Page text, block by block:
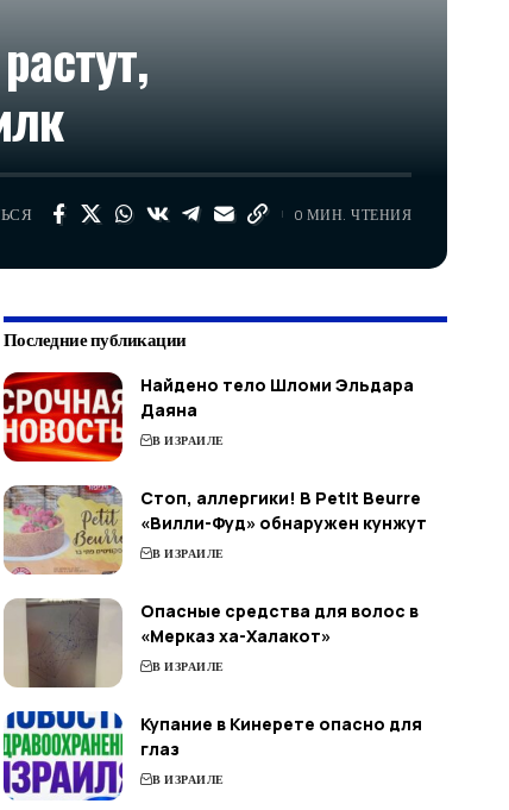
0 МИН. ЧТЕНИЯ
Последние публикации
Найдено тело Шломи Эльдара
Даяна
В ИЗРАИЛЕ
Стоп, аллергики! В Petit Beurre
«Вилли-Фуд» обнаружен кунжут
В ИЗРАИЛЕ
Опасные средства для волос в
«Мерказ ха-Халакот»
В ИЗРАИЛЕ
Купание в Кинерете опасно для
глаз
В ИЗРАИЛЕ